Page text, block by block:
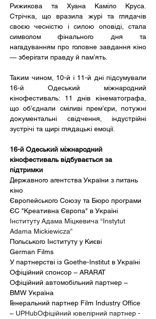
Рижикова та Хуана Каміло Круса.
Стрічка, що вразила журі та глядачів
своєю чесністю і силою оповіді, стала
символом фінального дня та
нагадуванням про головне завдання кіно
— зберігати правду й пам’ять.
Таким чином, 10-й і 11-й дні підсумували
16-й Одеський міжнародний
кінофестиваль: 11 днів кінематографа,
що об’єднали сміливі прем’єри, потужні
документальні свідчення, індустрійні
зустрічі та щирі глядацькі емоції.
16-й Одеський міжнародний
кінофестиваль відбувається за
підтримки
Державного агентства України з питань
кіно
Європейського Союзу та Бюро програми
ЄС "Креативна Європа" в Україні
Інституту Адама Міцкевича “Instytut
Adama Mickiewicza”
Польського Інституту у Києві
German Films
У партнерстві із Goethe-Institut в Україні
Офіційний спонсор – ARARAT
Офіційний автомобільний партнер –
BMW Україна
Генеральний партнер Film Industry Office
– UPHubОфіційний ювелірний партнер -